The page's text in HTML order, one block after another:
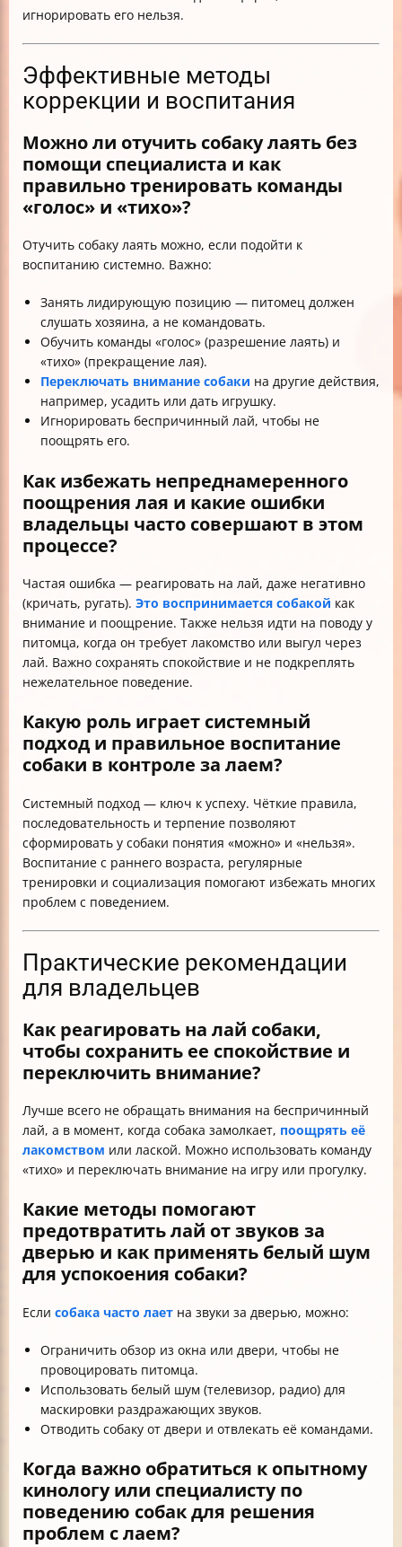
игнорировать его нельзя.
Эффективные методы
коррекции и воспитания
Можно ли отучить собаку лаять без
помощи специалиста и как
правильно тренировать команды
«голос» и «тихо»?
Отучить собаку лаять можно, если подойти к
воспитанию системно. Важно:
Занять лидирующую позицию — питомец должен
слушать хозяина, а не командовать.
Обучить команды «голос» (разрешение лаять) и
«тихо» (прекращение лая).
Переключать внимание собаки на другие действия,
например, усадить или дать игрушку.
Игнорировать беспричинный лай, чтобы не
поощрять его.
Как избежать непреднамеренного
поощрения лая и какие ошибки
владельцы часто совершают в этом
процессе?
Частая ошибка — реагировать на лай, даже негативно
(кричать, ругать). Это воспринимается собакой как
внимание и поощрение. Также нельзя идти на поводу у
питомца, когда он требует лакомство или выгул через
лай. Важно сохранять спокойствие и не подкреплять
нежелательное поведение.
Какую роль играет системный
подход и правильное воспитание
собаки в контроле за лаем?
Системный подход — ключ к успеху. Чёткие правила,
последовательность и терпение позволяют
сформировать у собаки понятия «можно» и «нельзя».
Воспитание с раннего возраста, регулярные
тренировки и социализация помогают избежать многих
проблем с поведением.
Практические рекомендации
для владельцев
Как реагировать на лай собаки,
чтобы сохранить ее спокойствие и
переключить внимание?
Лучше всего не обращать внимания на беспричинный
лай, а в момент, когда собака замолкает, поощрять её
лакомством или лаской. Можно использовать команду
«тихо» и переключать внимание на игру или прогулку.
Какие методы помогают
предотвратить лай от звуков за
дверью и как применять белый шум
для успокоения собаки?
Если собака часто лает на звуки за дверью, можно:
Ограничить обзор из окна или двери, чтобы не
провоцировать питомца.
Использовать белый шум (телевизор, радио) для
маскировки раздражающих звуков.
Отводить собаку от двери и отвлекать её командами.
Когда важно обратиться к опытному
кинологу или специалисту по
поведению собак для решения
проблем с лаем?